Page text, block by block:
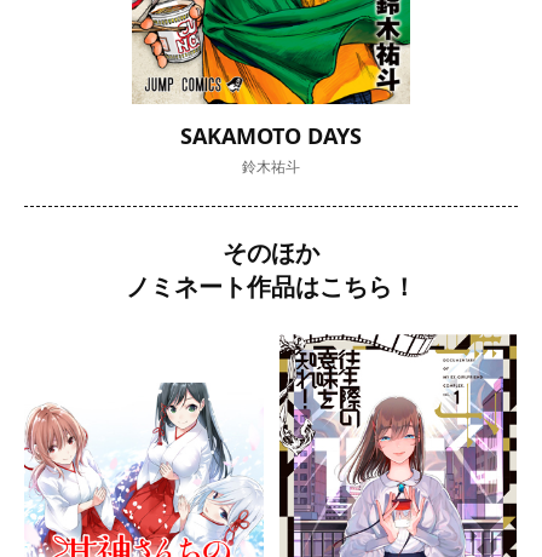
SAKAMOTO DAYS
鈴木祐斗
そのほか
ノミネート作品はこちら！